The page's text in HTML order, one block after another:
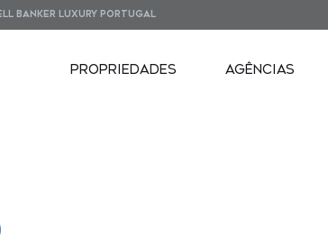
BANKER LUXURY PORTUGAL
PROPRIEDADES AGÊNCIAS